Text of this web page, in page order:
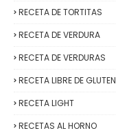
RECETA DE TORTITAS
RECETA DE VERDURA
RECETA DE VERDURAS
RECETA LIBRE DE GLUTEN
RECETA LIGHT
RECETAS AL HORNO